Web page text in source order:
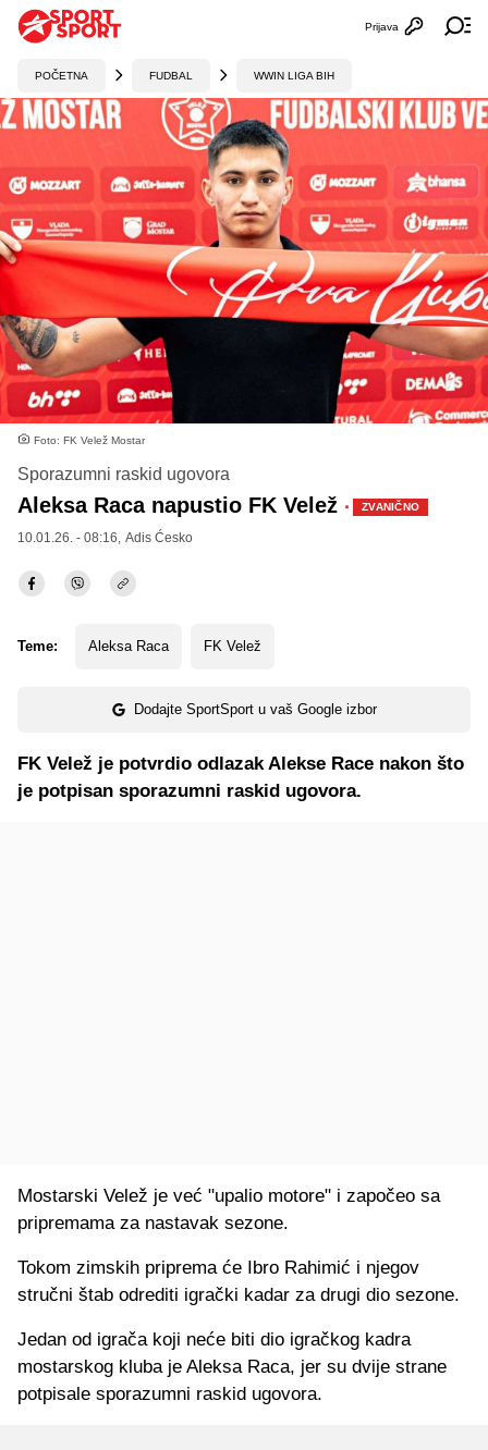
Otvori
Prijava
POČETNA FUDBAL WWIN LIGA BIH
Foto: FK Velež Mostar
Sporazumni raskid ugovora
Aleksa Raca napustio FK Velež · ZVANIČNO
10.01.26. - 08:16, Adis Ćesko
Teme: Aleksa Raca FK Velež
Dodajte SportSport u vaš Google izbor
FK Velež je potvrdio odlazak Alekse Race nakon što
je potpisan sporazumni raskid ugovora.
Mostarski Velež je već "upalio motore" i započeo sa
pripremama za nastavak sezone.
Tokom zimskih priprema će Ibro Rahimić i njegov
stručni štab odrediti igrački kadar za drugi dio sezone.
Jedan od igrača koji neće biti dio igračkog kadra
mostarskog kluba je Aleksa Raca, jer su dvije strane
potpisale sporazumni raskid ugovora.